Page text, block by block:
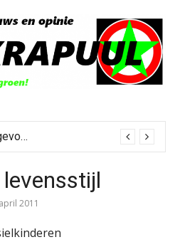
Bestorming Ceuta gevolg van op sociale media verspreide hoax?
2011